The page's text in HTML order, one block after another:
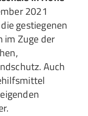
2021
gestiegenen
Zuge der
Auch